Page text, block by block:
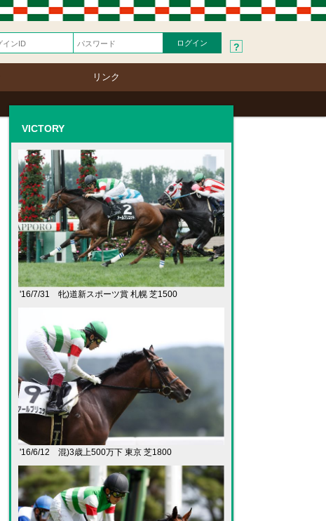
?
リンク
VICTORY
'16/7/31 牝)道新スポーツ賞 札幌 芝1500
'16/6/12 混)3歳上500万下 東京 芝1800